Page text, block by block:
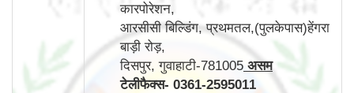
कारपोरेशन,
आरसीसी बिल्डिंग, प्रथमतल,(पुलकेपास)हेंगरा
बाड़ी रोड़,
दिसपुर, गुवाहाटी-781005 असम
टेलीफैक्स- 0361-2595011